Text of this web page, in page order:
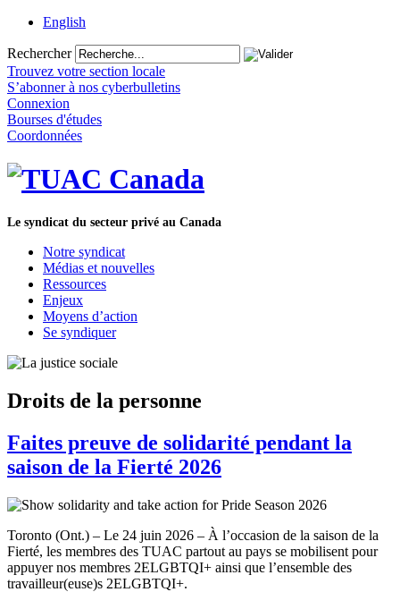
English
Rechercher
Trouvez votre section locale
S’abonner à nos cyberbulletins
Connexion
Bourses d'études
Coordonnées
Le syndicat du secteur privé au Canada
Notre syndicat
Médias et nouvelles
Ressources
Enjeux
Moyens d’action
Se syndiquer
Droits de la personne
Faites preuve de solidarité pendant la
saison de la Fierté 2026
Toronto (Ont.) – Le 24 juin 2026 – À l’occasion de la saison de la
Fierté, les membres des TUAC partout au pays se mobilisent pour
appuyer nos membres 2ELGBTQI+ ainsi que l’ensemble des
travailleur(euse)s 2ELGBTQI+.